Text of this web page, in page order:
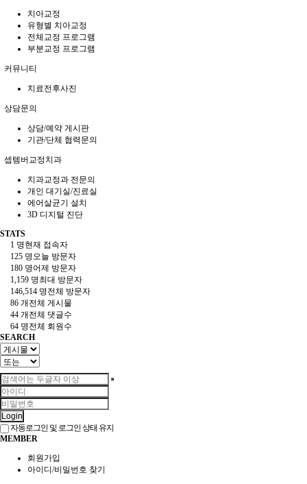
치아교정
유형별 치아교정
전체교정 프로그램
부분교정 프로그램
커뮤니티
치료전후사진
상담문의
상담/예약 게시판
기관/단체 협력문의
셉템버교정치과
치과교정과 전문의
개인 대기실/진료실
에어살균기 설치
3D 디지털 진단
STATS
1 명현재 접속자
125 명오늘 방문자
180 명어제 방문자
1,159 명최대 방문자
146,514 명전체 방문자
86 개 전체 게시물
44 개 전체 댓글수
64 명전체 회원수
SEARCH
Login
자동로그인 및 로그인 상태 유지
MEMBER
회원가입
아이디/비밀번호 찾기